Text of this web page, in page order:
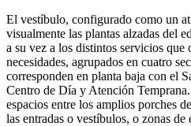
El vestí­bulo, configurado como un
visualmente las plantas alzadas del
a su vez a los distintos servicios que
necesidades, agrupados en cuatro
corresponden en planta baja con el
Centro de Dí­a y Atención
espacios entre los amplios porches
las entradas o vestí­bulos, o zonas de